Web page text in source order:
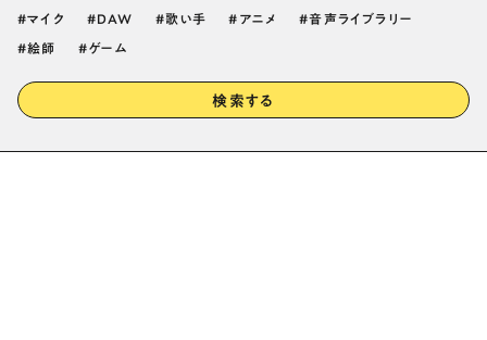
マイク DAW 歌い手 アニメ 音声ライブラリー
絵師 ゲーム
検索する